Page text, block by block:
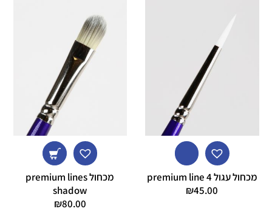
מכחול עגול 4 premium line
₪45.00
מכחול premium lines
shadow
₪80.00